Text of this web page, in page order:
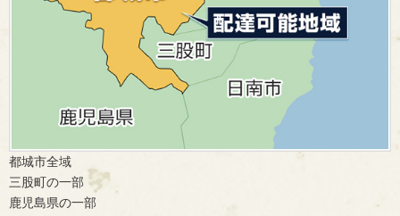
都城市全域
三股町の一部
鹿児島県の一部